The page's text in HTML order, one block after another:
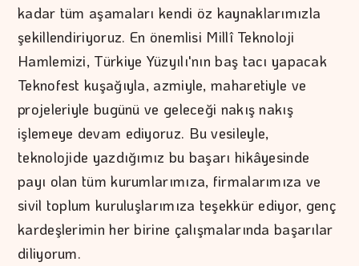
kadar tüm aşamaları kendi öz kaynaklarımızla
şekillendiriyoruz. En önemlisi Millî Teknoloji
Hamlemizi, Türkiye Yüzyılı'nın baş tacı yapacak
Teknofest kuşağıyla, azmiyle, maharetiyle ve
projeleriyle bugünü ve geleceği nakış nakış
işlemeye devam ediyoruz. Bu vesileyle,
teknolojide yazdığımız bu başarı hikâyesinde
payı olan tüm kurumlarımıza, firmalarımıza ve
sivil toplum kuruluşlarımıza teşekkür ediyor, genç
kardeşlerimin her birine çalışmalarında başarılar
diliyorum.